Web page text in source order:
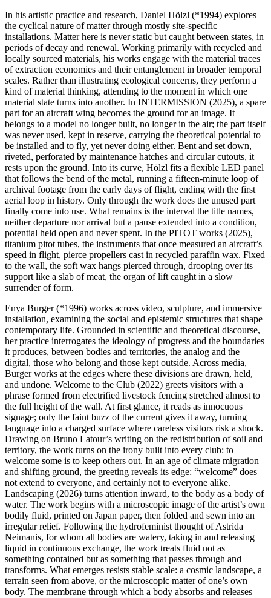
In his artistic practice and research, Daniel Hölzl (*1994) explores
the cyclical nature of matter through mostly site-specific
installations. Matter here is never static but caught between states, in
periods of decay and renewal. Working primarily with recycled and
locally sourced materials, his works engage with the material traces
of extraction economies and their entanglement in broader temporal
scales. Rather than illustrating ecological concerns, they perform a
kind of material thinking, attending to the moment in which one
material state turns into another. In INTERMISSION (2025), a spare
part for an aircraft wing becomes the ground for an image. It
belongs to a model no longer built, no longer in the air; the part itself
was never used, kept in reserve, carrying the theoretical potential to
be installed and to fly, yet never doing either. Bent and set down,
riveted, perforated by maintenance hatches and circular cutouts, it
rests upon the ground. Into its curve, Hölzl fits a flexible LED panel
that follows the bend of the metal, running a fifteen-minute loop of
archival footage from the early days of flight, ending with the first
aerial loop in history. Only through the work does the unused part
finally come into use. What remains is the interval the title names,
neither departure nor arrival but a pause extended into a condition,
potential held open and never spent. In the PITOT works (2025),
titanium pitot tubes, the instruments that once measured an aircraft’s
speed in flight, pierce propellers cast in recycled paraffin wax. Fixed
to the wall, the soft wax hangs pierced through, drooping over its
support like a slab of meat, the organ of lift caught in a slow
surrender of form.
Enya Burger (*1996) works across video, sculpture, and immersive
installation, examining the social and epistemic structures that shape
contemporary life. Grounded in scientific and theoretical discourse,
her practice interrogates the ideology of progress and the boundaries
it produces, between bodies and territories, the analog and the
digital, those who belong and those kept outside. Across media,
Burger works at the edges where these divisions are drawn, held,
and undone. Welcome to the Club (2022) greets visitors with a
phrase formed from electrified livestock fencing stretched almost to
the full height of the wall. At first glance, it reads as innocuous
signage; only the faint buzz of the current gives it away, turning
language into a charged surface where careless visitors risk a shock.
Drawing on Bruno Latour’s writing on the redistribution of soil and
territory, the work turns on the irony built into every club: to
welcome some is to keep others out. In an age of climate migration
and shifting ground, the greeting reveals its edge: “welcome” does
not extend to everyone, and certainly not to everyone alike.
Landscaping (2026) turns attention inward, to the body as a body of
water. The work begins with a microscopic image of the artist’s own
bodily fluid, printed on Japan paper, then folded and sewn into an
irregular relief. Following the hydrofeminist thought of Astrida
Neimanis, for whom all bodies are watery, taking in and releasing
liquid in continuous exchange, the work treats fluid not as
something contained but as something that passes through and
transforms. What emerges resists stable scale: a cosmic landscape, a
terrain seen from above, or the microscopic matter of one’s own
body. The membrane through which a body absorbs and releases